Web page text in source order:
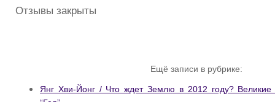
Отзывы закрыты
Ещё записи в рубрике:
Янг Хви-Йонг / Что ждет Землю в 2012 году? Великие